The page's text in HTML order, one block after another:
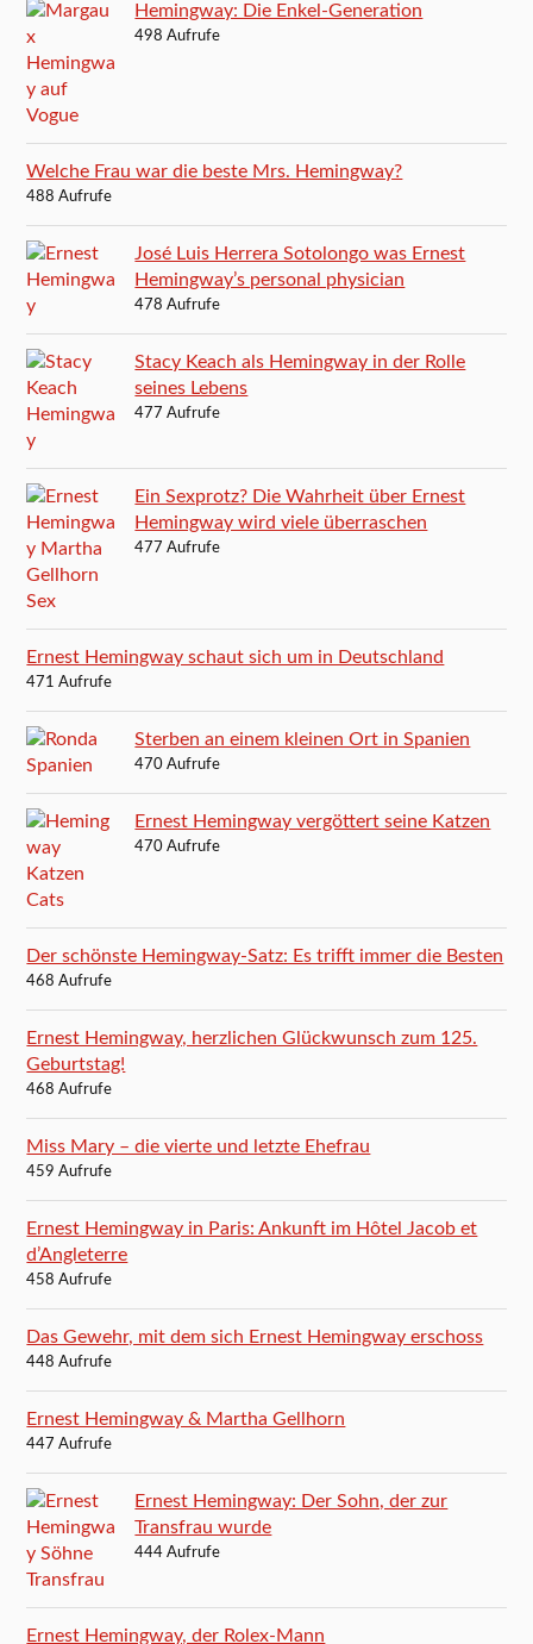
Hemingway: Die Enkel-Generation
498 Aufrufe
Welche Frau war die beste Mrs. Hemingway?
488 Aufrufe
José Luis Herrera Sotolongo was Ernest
Hemingway’s personal physician
478 Aufrufe
Stacy Keach als Hemingway in der Rolle
seines Lebens
477 Aufrufe
Ein Sexprotz? Die Wahrheit über Ernest
Hemingway wird viele überraschen
477 Aufrufe
Ernest Hemingway schaut sich um in Deutschland
471 Aufrufe
Sterben an einem kleinen Ort in Spanien
470 Aufrufe
Ernest Hemingway vergöttert seine Katzen
470 Aufrufe
Der schönste Hemingway-Satz: Es trifft immer die Besten
468 Aufrufe
Ernest Hemingway, herzlichen Glückwunsch zum 125.
Geburtstag!
468 Aufrufe
Miss Mary – die vierte und letzte Ehefrau
459 Aufrufe
Ernest Hemingway in Paris: Ankunft im Hôtel Jacob et
d’Angleterre
458 Aufrufe
Das Gewehr, mit dem sich Ernest Hemingway erschoss
448 Aufrufe
Ernest Hemingway & Martha Gellhorn
447 Aufrufe
Ernest Hemingway: Der Sohn, der zur
Transfrau wurde
444 Aufrufe
Ernest Hemingway, der Rolex-Mann